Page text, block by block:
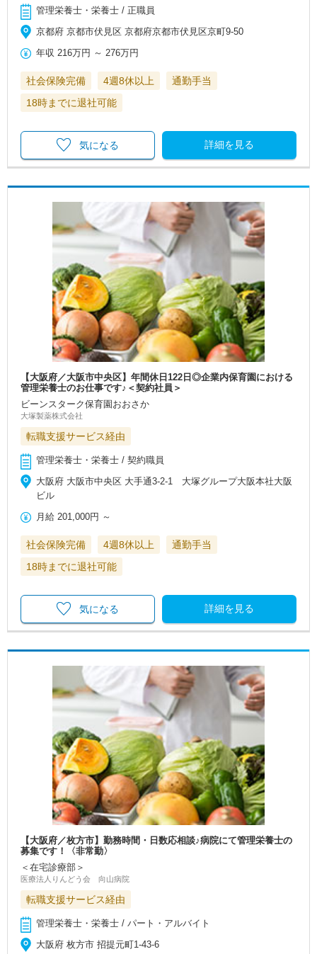
管理栄養士・栄養士 / 正職員
京都府 京都市伏見区 京都府京都市伏見区京町9-50
年収 216万円 ～276万円
社会保険完備 4週8休以上
通勤手当
18時までに退社可能
詳細を見る
気になる
【大阪府／大阪市中央区】年間休日122日◎企業内保育園における
管理栄養士のお仕事です♪＜契約社員＞
ビーンスターク保育園おおさか
大塚製薬株式会社
転職支援サービス経由
管理栄養士・栄養士 / 契約職員
大阪府 大阪市中央区 大手通3-2-1 大塚グループ大阪本社大阪
ビル
月給 201,000円 ～
社会保険完備 4週8休以上
通勤手当
18時までに退社可能
詳細を見る
気になる
【大阪府／枚方市】勤務時間・日数応相談♪病院にて管理栄養士の
募集です！〈非常勤〉
＜在宅診療部＞
医療法人りんどう会 向山病院
転職支援サービス経由
管理栄養士・栄養士 / パート・アルバイト
大阪府 枚方市 招提元町1-43-6